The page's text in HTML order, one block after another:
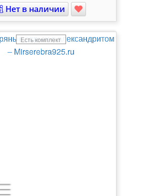
Нет в наличии
Есть комплект